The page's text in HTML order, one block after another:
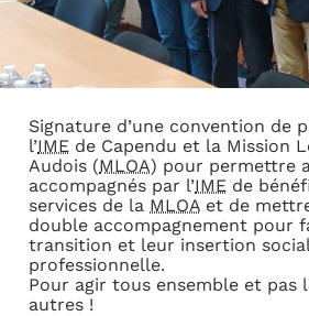
Signature d’une convention de
l’IME de Capendu et la Mission
Audois (MLOA) pour permettre
accompagnés par l’IME de
services de la MLOA et de
double accompagnement pour
transition et leur insertion
professionnelle.
Pour agir tous ensemble et pas
autres !